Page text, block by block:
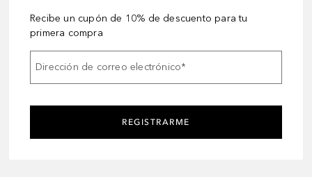
Recibe un cupón de 10% de descuento para tu
primera compra
Dirección de correo electrónico*
REGISTRARME